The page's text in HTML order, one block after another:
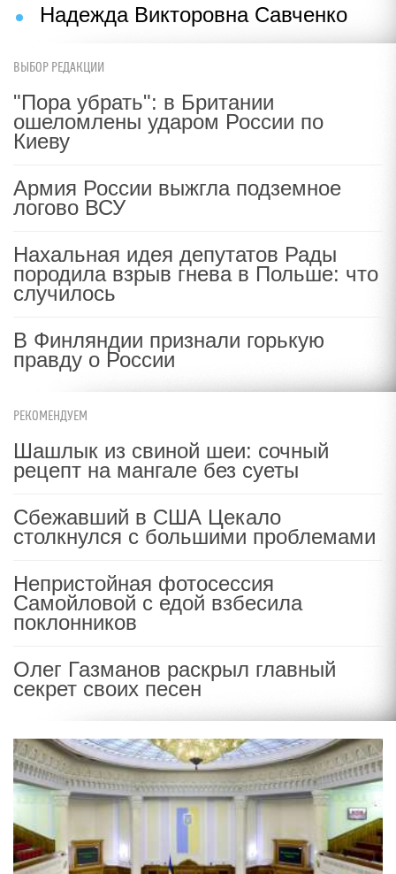
Надежда Викторовна Савченко
ВЫБОР РЕДАКЦИИ
"Пора убрать": в Британии
ошеломлены ударом России по
Киеву
Армия России выжгла подземное
логово ВСУ
Нахальная идея депутатов Рады
породила взрыв гнева в Польше: что
случилось
В Финляндии признали горькую
правду о России
РЕКОМЕНДУЕМ
Шашлык из свиной шеи: сочный
рецепт на мангале без суеты
Сбежавший в США Цекало
столкнулся с большими проблемами
Непристойная фотосессия
Самойловой с едой взбесила
поклонников
Олег Газманов раскрыл главный
секрет своих песен